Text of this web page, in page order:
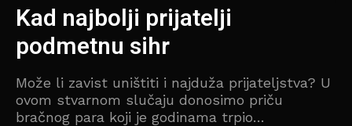
Kad najbolji prijatelji
podmetnu sihr
Može li zavist uništiti i najduža prijateljstva? U
ovom stvarnom slučaju donosimo priču
bračnog para koji je godinama trpio